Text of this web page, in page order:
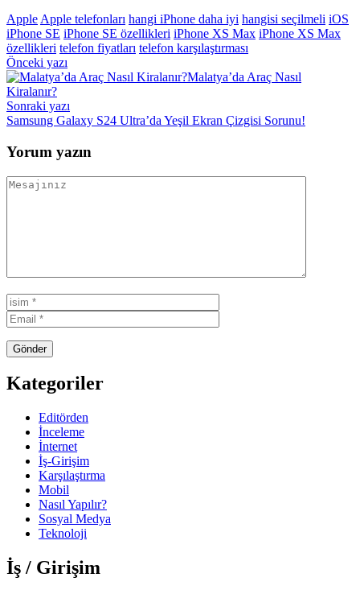
Apple Apple telefonları hangi iPhone daha iyi hangisi seçilmeli iOS
iPhone SE iPhone SE özellikleri iPhone XS Max iPhone XS Max
özellikleri telefon fiyatları telefon karşılaştırması
Yazı
gezinmesi
Önceki yazı
Malatya’da Araç Nasıl
Kiralanır?
Sonraki yazı
Samsung Galaxy S24 Ultra’da Yeşil Ekran Çizgisi Sorunu!
Yorum yazın
Kategoriler
Editörden
İnceleme
İnternet
İş-Girişim
Karşılaştırma
Mobil
Nasıl Yapılır?
Sosyal Medya
Teknoloji
İş / Girişim